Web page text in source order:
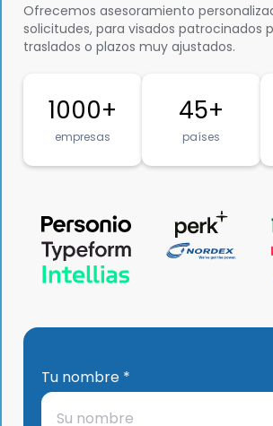
Ofrecemos asesoramiento
solicitudes, para visados patrocinados
traslados o plazos muy ajustados.
1000+
empresas
45+
países
Tu nombre *